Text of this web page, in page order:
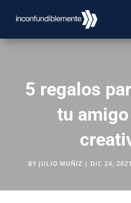
5 regalos
tu
BY JULIO MUÑIZ | DIC 24, 2021